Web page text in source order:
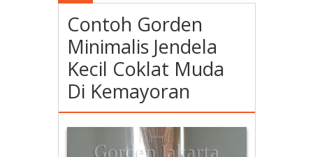
Contoh Gorden
Minimalis Jendela
Kecil Coklat Muda
Di Kemayoran